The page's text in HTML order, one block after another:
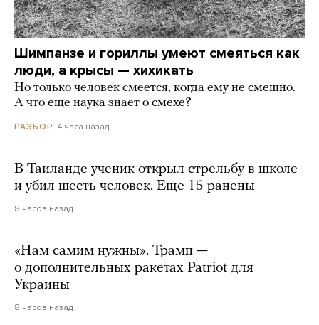
Шимпанзе и гориллы умеют смеяться как
люди, а крысы — хихикать
Но только человек смеется, когда ему не смешно.
А что еще наука знает о смехе?
РАЗБОР 4 часа назад
В Таиланде ученик открыл стрельбу в школе
и убил шесть человек. Еще 15 ранены
8 часов назад
«Нам самим нужны». Трамп —
о дополнительных ракетах Patriot для
Украины
8 часов назад